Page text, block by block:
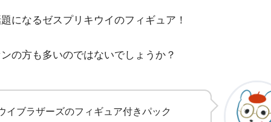
になるゼスプリキウイのフィギュア！
の方も多いのではないでしょうか？
イブラザーズのフィギュア付きパック